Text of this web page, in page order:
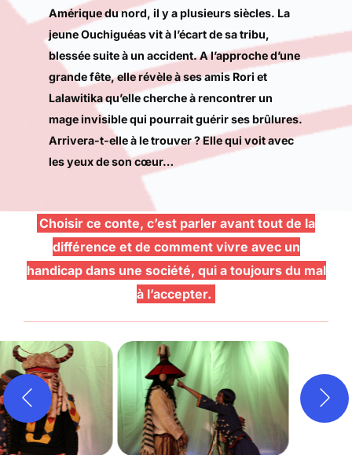
Amérique du nord, il y a plusieurs siècles. La
jeune Ouchiguéas vit à l’écart de sa tribu,
blessée suite à un accident. A l’approche d’une
grande fête, elle révèle à ses amis Rori et
Lalawitika qu’elle cherche à rencontrer un
mage invisible qui pourrait guérir ses brûlures.
Arrivera-t-elle à le trouver ? Elle qui voit avec
les yeux de son cœur…
Choisir ce conte, c’est parler avant tout de la
différence et de comment vivre avec un
handicap dans une société, qui a toujours du mal
à l’accepter.